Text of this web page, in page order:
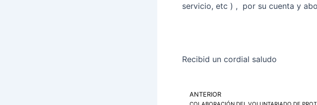
servicio, etc ) , por su cuenta y
Recibid un cordial saludo
Ant
ANTERIOR